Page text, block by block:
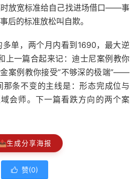
放宽标准给自己找进场借口——事
后的标准放松叫自欺。
单，两个月内看到1690，最大逆
上一篇合起来记：迪士尼案例教你
金案例教你接受”不够深的极端”——
那条不变的主线是：形态完成位与
会师。下一篇看跌方向的两个案
生成分享海报
 赞(0)